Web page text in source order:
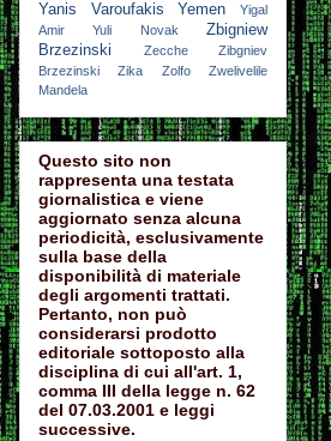
Yanis Varoufakis Yemen
Yigal
Amir
Yuli Novak
Zbigniew
Brzezinski
Zecche
Zibgniev
Brzezinski
Zika Zolfo
Zwelivelile
Mandela
Questo sito non
rappresenta una testata
giornalistica e viene
aggiornato senza alcuna
periodicità, esclusivamente
sulla base della
disponibilità di materiale
degli argomenti trattati.
Pertanto, non può
considerarsi prodotto
editoriale sottoposto alla
disciplina di cui all'art. 1,
comma III della legge n. 62
del 07.03.2001 e leggi
successive.